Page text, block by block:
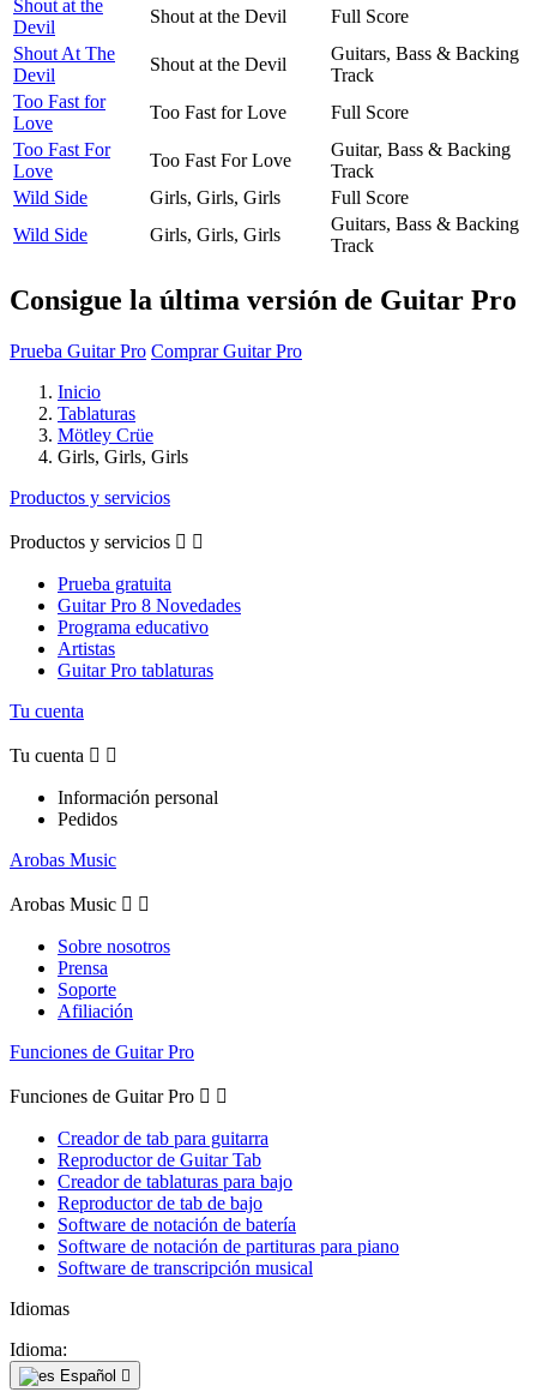
Shout at the
Devil
Shout at the Devil
Full Score
Shout At The
Devil
Shout at the Devil
Guitars, Bass & Backing
Track
Too Fast for
Love
Too Fast for Love
Full Score
Too Fast For
Love
Too Fast For Love
Guitar, Bass & Backing
Track
Wild Side
Girls, Girls, Girls
Full Score
Wild Side
Girls, Girls, Girls
Guitars, Bass & Backing
Track
Consigue la última versión de Guitar Pro
Prueba Guitar Pro Comprar Guitar Pro
Inicio
Tablaturas
Mötley Crüe
Girls, Girls, Girls
Productos y servicios
Productos y servicios  
Prueba gratuita
Guitar Pro 8 Novedades
Programa educativo
Artistas
Guitar Pro tablaturas
Tu cuenta
Tu cuenta  
Información personal
Pedidos
Arobas Music
Arobas Music  
Sobre nosotros
Prensa
Soporte
Afiliación
Funciones de Guitar Pro
Funciones de Guitar Pro  
Creador de tab para guitarra
Reproductor de Guitar Tab
Creador de tablaturas para bajo
Reproductor de tab de bajo
Software de notación de batería
Software de notación de partituras para piano
Software de transcripción musical
Idiomas
Idioma:
Español 